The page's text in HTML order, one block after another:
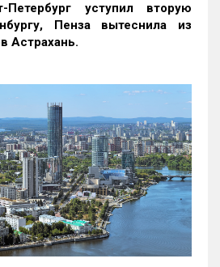
Петербург уступил вторую
Пенза вытеснила из
Астрахань.